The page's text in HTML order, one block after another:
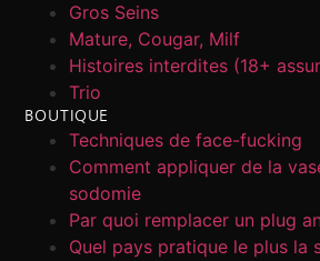
Gros Seins
Mature, Cougar, Milf
Histoires interdites (18+
Trio
BOUTIQUE
Techniques de face-fucking
Comment appliquer de la
sodomie
Par quoi remplacer un plug
Quel pays pratique le plus la